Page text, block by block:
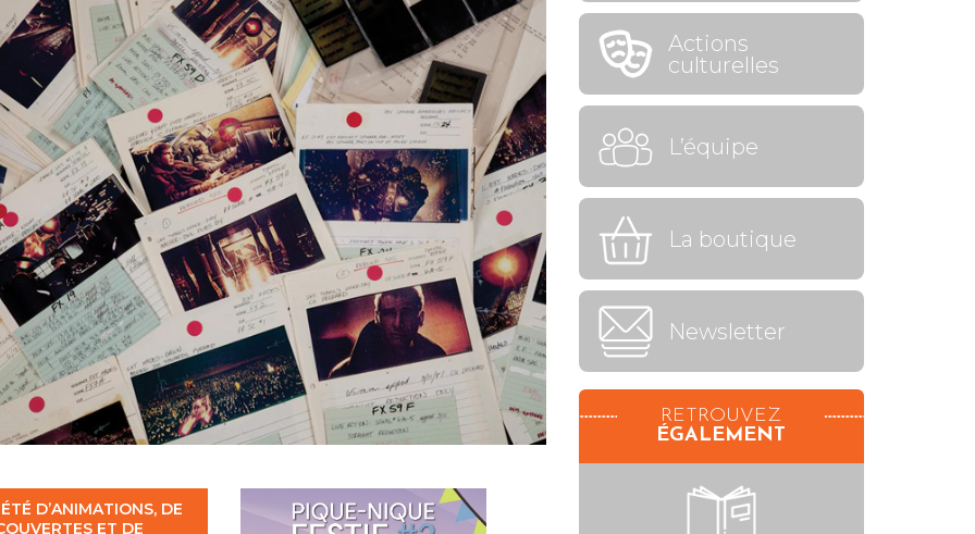
D’ANIMATIONS, DE
ET DE
Actions
culturelles
L’équipe
La boutique
Newsletter
RETROUVEZ
ÉGALEMENT